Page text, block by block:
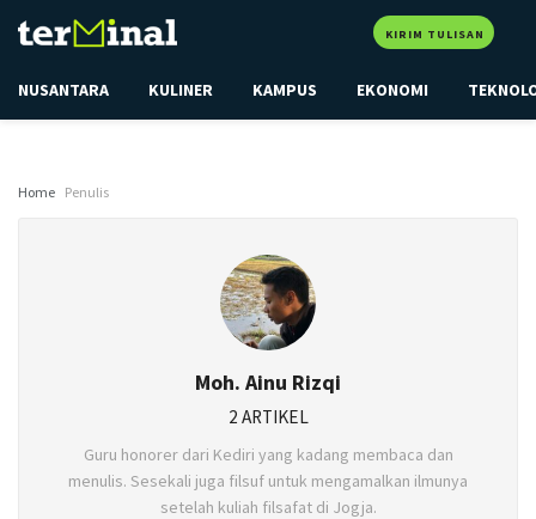
KIRIM TULISAN
NUSANTARA KULINER KAMPUS EKONOMI
Home Penulis
Moh. Ainu Rizqi
2 ARTIKEL
Guru honorer dari Kediri yang kadang membaca dan
menulis. Sesekali juga filsuf untuk mengamalkan ilmunya
setelah kuliah filsafat di Jogja.